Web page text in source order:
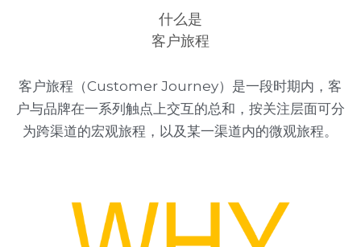
什么是
客户旅程
客户旅程（Customer Journey）是一段时期内，客
户与品牌在一系列触点上交互的总和，按关注层面可分
为跨渠道的宏观旅程，以及某一渠道内的微观旅程。